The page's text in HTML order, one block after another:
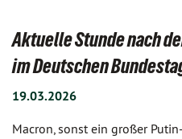
Aktuelle Stunde nach
im Deutschen
19.03.2026
Macron, sonst ein großer